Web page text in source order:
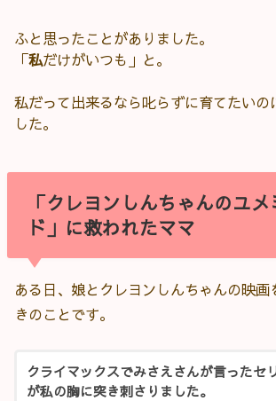
ふと思ったことがありました。
「私だけがいつも」と。
私だって出来るなら叱らずに育てたいの
した。
「クレヨンしんちゃんのユ
ド」に救われたママ
ある日、娘とクレヨンしんちゃんの映画
きのことです。
クライマックスでみさえさんが言ったセ
が私の胸に突き刺さりました。